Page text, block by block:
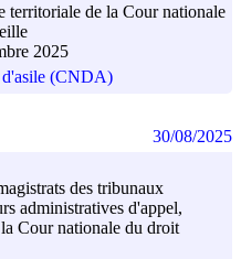
territoriale de la Cour nationale
2025
d'asile (CNDA)
des tribunaux
administratives d'appel,
Cour nationale du droit
30/08/2025